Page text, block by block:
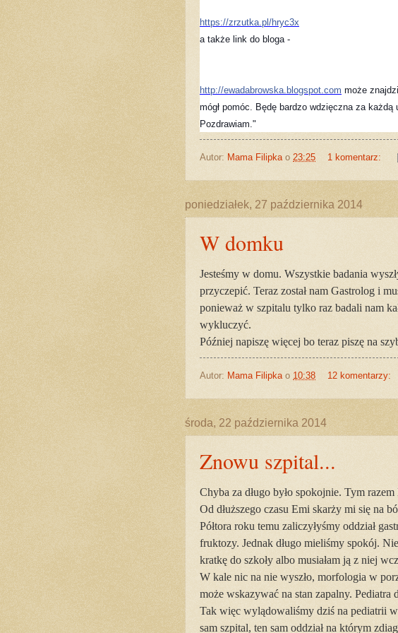
https://zrzutka.pl/hryc3x
http://ewadabrowska.blogspot.com może
mógł pomóc. Będę bardzo wdzięczna za każdą
Pozdrawiam."
Autor: Mama Filipka o 23:25 1 komentarz:
poniedziałek, 27 października 2014
W domku
Jesteśmy w domu. Wszystkie badania
przyczepić. Teraz został nam Gastrolog i
ponieważ w szpitalu tylko raz badali nam
wykluczyć.
Później napiszę więcej bo teraz piszę na
Autor: Mama Filipka o 10:38 12 komentarzy:
środa, 22 października 2014
Znowu szpital...
Chyba za długo było spokojnie. Tym
Od dłuższego czasu Emi skarży mi się na
Półtora roku temu zaliczyłyśmy oddział
fruktozy. Jednak długo mieliśmy spokój.
kratkę do szkoły albo musiałam ją z niej
W kale nic na nie wyszło, morfologia w
może wskazywać na stan zapalny. Pediatra
Tak więc wylądowaliśmy dziś na pediatrii
sam szpital, ten sam oddział na którym